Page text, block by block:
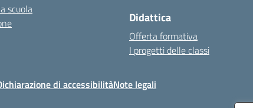
scuola
Didattica
Offerta formativa
I progetti delle classi
di accessibilitàNote legali